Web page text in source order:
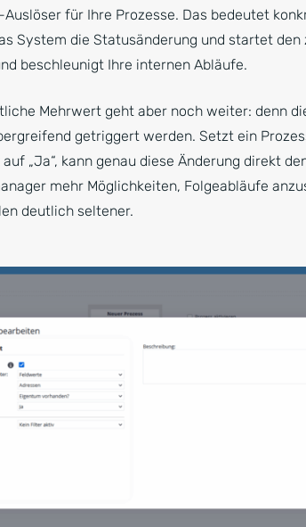
für Ihre Prozesse. Das bedeutet
System die Statusänderung und startet
beschleunigt Ihre internen Abläufe.
Mehrwert geht aber noch weiter: denn
getriggert werden. Setzt ein
auf „Ja“, kann genau diese Änderung direkt
mehr Möglichkeiten, Folgeabläufe
deutlich seltener.